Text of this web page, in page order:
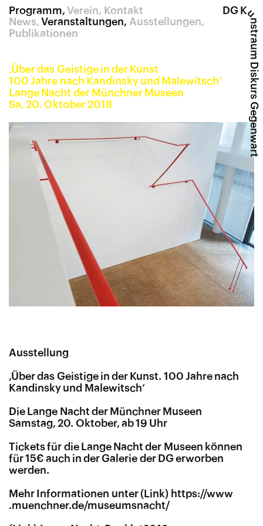
DG Ku
nstraum Diskurs Gegenwart
Programm
News Veranstaltungen
Ausstellungen
Publikationen
Verein Kontakt
‚Über das Geistige in der Kunst
100 Jahre nach Kandinsky und Malewitsch’
Lange Nacht der Münchner Museen
Sa, 20. Oktober 2018
Ausstellung
‚Über das Geistige in der Kunst. 100 Jahre nach
Kandinsky und Malewitsch‘
Die Lange Nacht der Münchner Museen
Samstag, 20. Oktober, ab 19 Uhr
Tickets für die Lange Nacht der Museen können
für 15€ auch in der Galerie der DG erworben
werden.
Mehr Informationen unter
https://​www​
.muenchner​.de/​m​u​s​e​u​m​s​n​a​c​ht/